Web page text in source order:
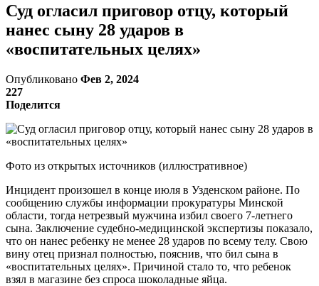
Суд огласил приговор отцу, который
нанес сыну 28 ударов в
«воспитательных целях»
Опубликовано Фев 2, 2024
227
Поделится
Фото из открытых источников (иллюстративное)
Инцидент произошел в конце июля в Узденском районе. По
сообщению службы информации прокуратуры Минской
области, тогда нетрезвый мужчина избил своего 7-летнего
сына. Заключение судебно-медицинской экспертизы показало,
что он нанес ребенку не менее 28 ударов по всему телу. Свою
вину отец признал полностью, пояснив, что бил сына в
«воспитательных целях». Причиной стало то, что ребенок
взял в магазине без спроса шоколадные яйца.